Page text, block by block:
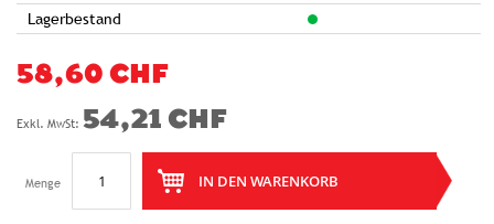
Lagerbestand
58,60 CHF
54,21 CHF
Menge IN DEN WARENKORB